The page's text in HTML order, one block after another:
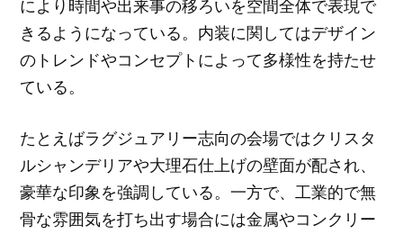
により時間や出来事の移ろいを空間全体で表現で
きるようになっている。内装に関してはデザイン
のトレンドやコンセプトによって多様性を持たせ
ている。
たとえばラグジュアリー志向の会場ではクリスタ
ルシャンデリアや大理石仕上げの壁面が配され、
豪華な印象を強調している。一方で、工業的で無
骨な雰囲気を打ち出す場合には金属やコンクリー